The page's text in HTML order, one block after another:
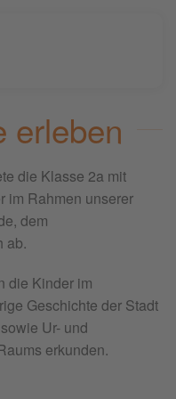
erleben
die Klasse 2a mit
im Rahmen unserer
dem
ab.
die Kinder im
Geschichte der Stadt
Ur- und
erkunden.